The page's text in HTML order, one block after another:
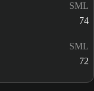
SML
74
SML
72